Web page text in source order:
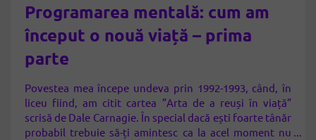
Programarea mentală: cum am
început o nouă viață – prima
parte
Povestea mea începe undeva prin 1992-1993, când, în
liceu fiind, am citit cartea ”Arta de a reuși în viață”
scrisă de Dale Carnagie. În special dacă ești foarte tânăr
probabil trebuie să-ți amintesc ca la acel moment nu